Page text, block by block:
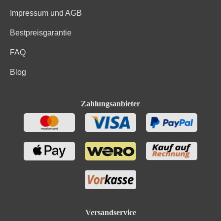
Impressum und AGB
Bestpreisgarantie
FAQ
Blog
Zahlungsanbieter
Versandservice